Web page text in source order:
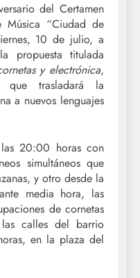
del Certamen
Música “Ciudad de
10 de julio, a
propuesta titulada
y electrónica,
que trasladará la
a nuevos lenguajes
20:00 horas con
simultáneos que
y otro desde la
media hora, las
de cornetas
calles del barrio
en la plaza del